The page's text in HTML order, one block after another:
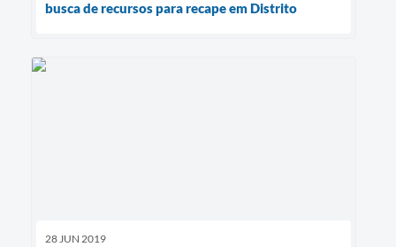
busca de recursos para recape em Distrito
28 JUN 2019